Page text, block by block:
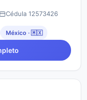
Cédula 12573426
México · 🇲🇽